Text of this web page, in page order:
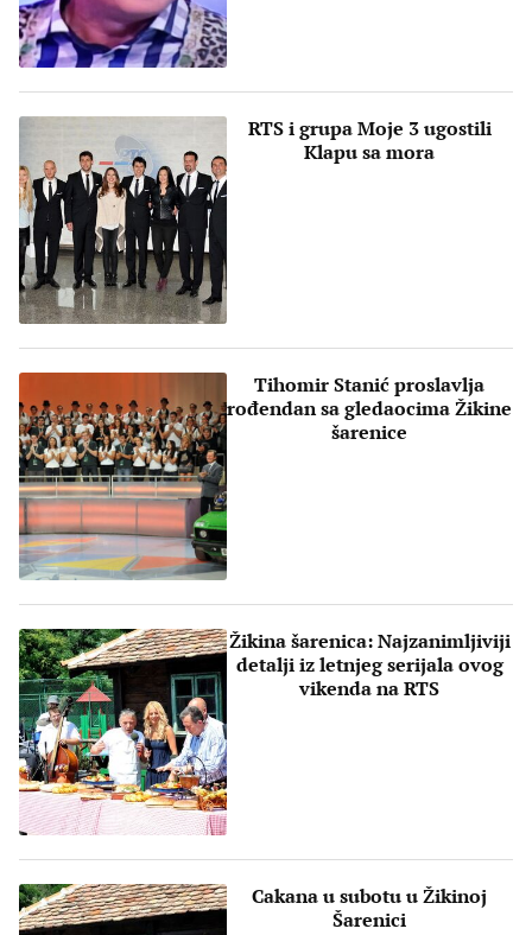
RTS i grupa Moje 3 ugostili
Klapu sa mora
Tihomir Stanić proslavlja
rođendan sa gledaocima Žikine
šarenice
Žikina šarenica: Najzanimljiviji
detalji iz letnjeg serijala ovog
vikenda na RTS
Cakana u subotu u Žikinoj
Šarenici